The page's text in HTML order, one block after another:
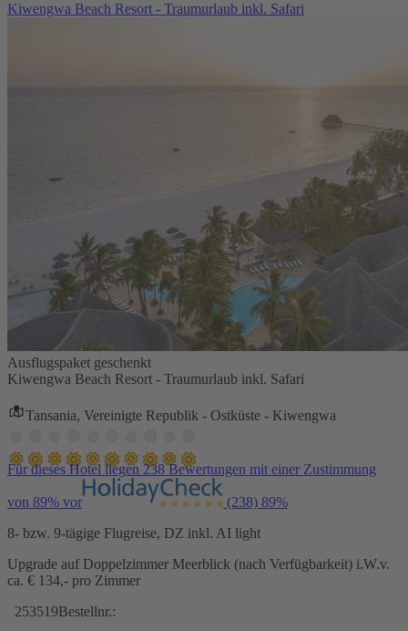
Kiwengwa Beach Resort - Traumurlaub inkl. Safari
Ausflugspaket geschenkt
Kiwengwa Beach Resort - Traumurlaub inkl. Safari
Tansania, Vereinigte Republik - Ostküste - Kiwengwa
Für dieses Hotel liegen 238 Bewertungen mit einer Zustimmung
von 89% vor (238) 89%
8- bzw. 9-tägige Flugreise, DZ inkl. AI light
Upgrade auf Doppelzimmer Meerblick (nach Verfügbarkeit) i.W.v.
ca. € 134,- pro Zimmer
253519Bestellnr.: